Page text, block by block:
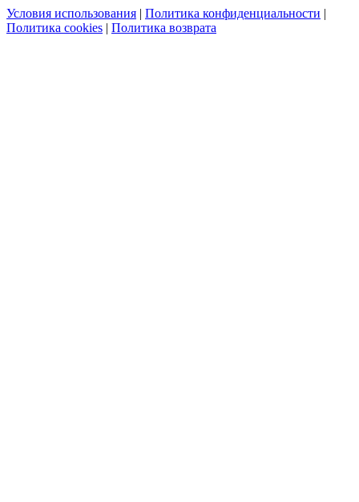
Условия использования | Политика конфиденциальности |
Политика cookies | Политика возврата